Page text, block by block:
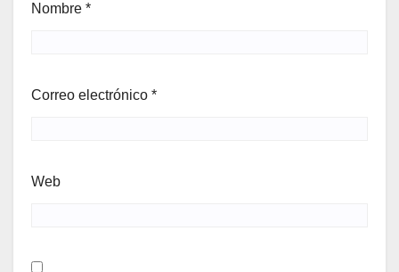
Nombre *
Correo electrónico *
Web